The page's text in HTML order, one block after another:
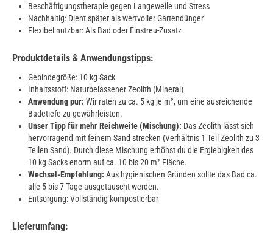
Beschäftigungstherapie gegen Langeweile und Stress
Nachhaltig: Dient später als wertvoller Gartendünger
Flexibel nutzbar: Als Bad oder Einstreu-Zusatz
Produktdetails & Anwendungstipps:
Gebindegröße: 10 kg Sack
Inhaltsstoff: Naturbelassener Zeolith (Mineral)
Anwendung pur: Wir raten zu ca. 5 kg je m², um eine ausreichende
Badetiefe zu gewährleisten.
Unser Tipp für mehr Reichweite (Mischung): Das Zeolith lässt sich
hervorragend mit feinem Sand strecken (Verhältnis 1 Teil Zeolith zu 3
Teilen Sand). Durch diese Mischung erhöhst du die Ergiebigkeit des
10 kg Sacks enorm auf ca. 10 bis 20 m² Fläche.
Wechsel-Empfehlung: Aus hygienischen Gründen sollte das Bad ca.
alle 5 bis 7 Tage ausgetauscht werden.
Entsorgung: Vollständig kompostierbar
Lieferumfang: